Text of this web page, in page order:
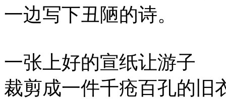
一边写下丑陋的诗。
一张上好的宣纸让游子
裁剪成一件千疮百孔的旧